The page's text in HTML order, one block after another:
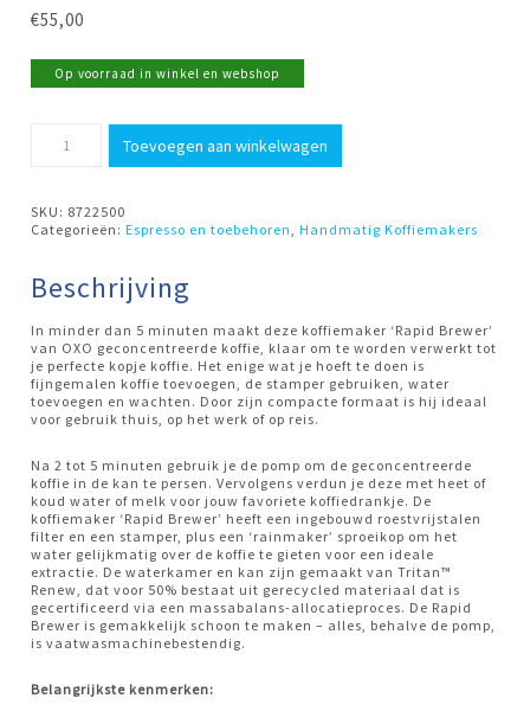
€55,00
Op voorraad in winkel en webshop
Brewer
koffiemaker
Toevoegen aan winkelwagen
SKU: 8722500
Categorieën:Espresso en toebehoren ,Handmatig Koffiemakers
Beschrijving
In minder dan 5 minuten maakt deze koffiemaker ‘Rapid Brewer’
van OXO geconcentreerde koffie, klaar om te worden verwerkt tot
je perfecte kopje koffie. Het enige wat je hoeft te doen is
fijngemalen koffie toevoegen, de stamper gebruiken, water
toevoegen en wachten. Door zijn compacte formaat is hij ideaal
voor gebruik thuis, op het werk of op reis.
Na 2 tot 5 minuten gebruik je de pomp om de geconcentreerde
koffie in de kan te persen. Vervolgens verdun je deze met heet of
koud water of melk voor jouw favoriete koffiedrankje. De
koffiemaker ‘Rapid Brewer’ heeft een ingebouwd roestvrijstalen
filter en een stamper, plus een ‘rainmaker’ sproeikop om het
water gelijkmatig over de koffie te gieten voor een ideale
extractie. De waterkamer en kan zijn gemaakt van Tritan™
Renew, dat voor 50% bestaat uit gerecycled materiaal dat is
gecertificeerd via een massabalans-allocatieproces. De Rapid
Brewer is gemakkelijk schoon te maken – alles, behalve de pomp,
is vaatwasmachinebestendig.
Belangrijkste kenmerken: